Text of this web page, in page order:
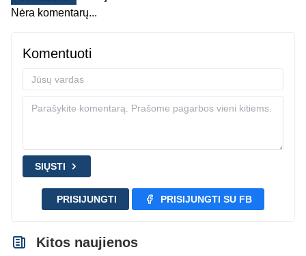
Nėra komentarų...
Komentuoti
SIŲSTI
PRISIJUNGTI PRISIJUNGTI SU FB
Kitos naujienos